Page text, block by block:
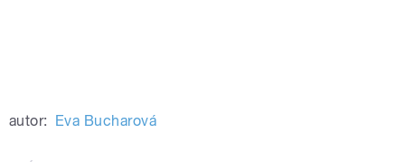
autor: Eva Bucharová